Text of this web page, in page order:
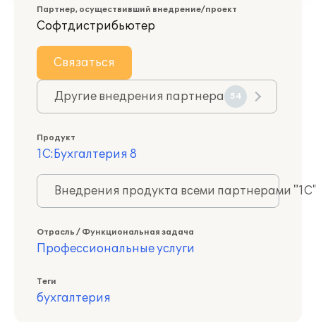
Партнер, осуществивший внедрение/проект
Софтдистрибьютер
Связаться
Другие внедрения партнера 54
Продукт
1С:Бухгалтерия 8
Внедрения продукта всеми партнерами
Отрасль / Функциональная задача
Профессиональные услуги
Теги
бухгалтерия